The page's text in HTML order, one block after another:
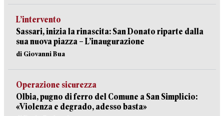
L’intervento
Sassari, inizia la rinascita: San Donato riparte dalla
sua nuova piazza – L’inaugurazione
di Giovanni Bua
Operazione sicurezza
Olbia, pugno di ferro del Comune a San Simplicio:
«Violenza e degrado, adesso basta»